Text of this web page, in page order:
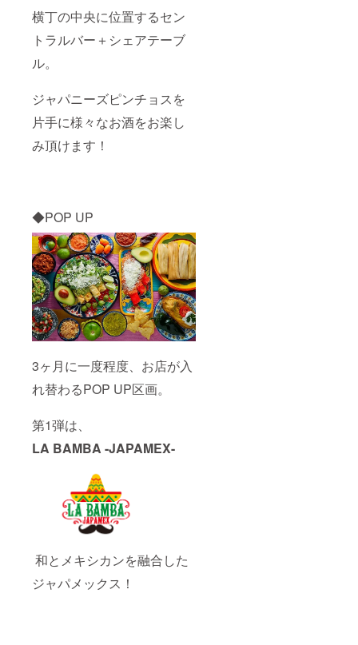
横丁の中央に位置するセン
トラルバー＋シェアテーブ
ル。
ジャパニーズピンチョスを
片手に様々なお酒をお楽し
み頂けます！
◆POP UP
3ヶ月に一度程度、お店が入
れ替わるPOP UP区画。
第1弾は、
LA BAMBA -JAPAMEX-
和とメキシカンを融合した
ジャパメックス！